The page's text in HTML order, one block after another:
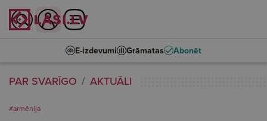
E-izdevumi Grāmatas Abonēt
PAR SVARĪGO AKTUĀLI
#armēnija